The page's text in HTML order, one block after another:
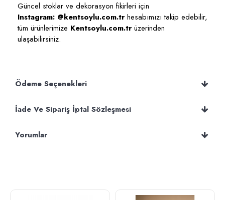
Güncel stoklar ve dekorasyon fikirleri için
Instagram: @kentsoylu.com.trhesabımızı takip edebilir,
tüm ürünlerimize Kentsoylu.com.trüzerinden
ulaşabilirsiniz.
Ödeme Seçenekleri
İade Ve Sipariş İptal Sözleşmesi
Yorumlar